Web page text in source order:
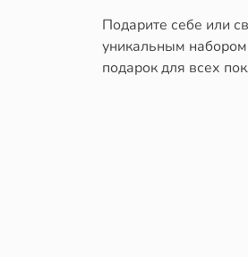
Подарите себе или
уникальным
подарок для всех